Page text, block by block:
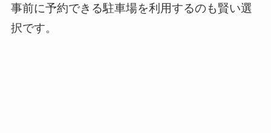
事前に予約できる駐車場を利用するのも賢い選
択です。